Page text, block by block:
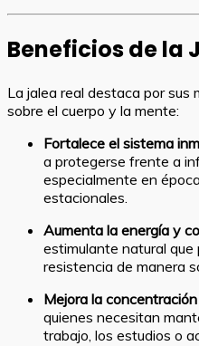
Beneficios de la
La jalea real destaca por
sobre el cuerpo y la mente:
Fortalece el sistema
a protegerse frente a
especialmente en
estacionales.
Aumenta la energía y
estimulante natural
resistencia de manera
Mejora la
quienes necesitan
trabajo, los estudios o